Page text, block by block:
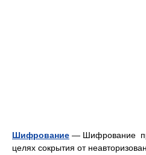
Шифрование — Шифрование
целях сокрытия от